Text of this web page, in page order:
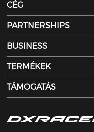
CÉG
PARTNERSHIPS
BUSINESS
TERMÉKEK
TÁMOGATÁS